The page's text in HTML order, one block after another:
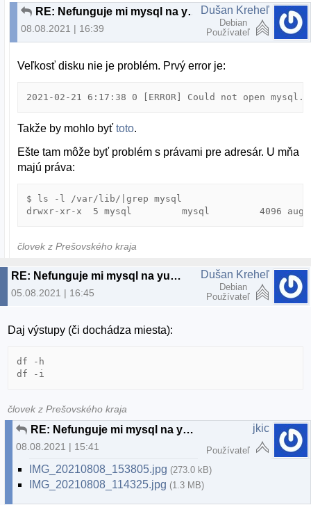
RE: Nefunguje mi mysql na yunohost
08.08.2021 | 16:39
Dušan Kreheľ
Debian
Používateľ
Veľkosť disku nie je problém. Prvý error je:
2021-02-21 6:17:38 0 [ERROR] Could not open
Takže by mohlo byťtoto.
Ešte tam môže byť problém s právami pre adresár. U mňa
majú práva:
$ ls -l /var/lib/|grep mysql
drwxr-xr-x  5 mysql         mysql         4096 aug
človek z Prešovského kraja
RE: Nefunguje mi mysql na yunohost
05.08.2021 | 16:45
Dušan Kreheľ
Debian
Používateľ
Daj výstupy (či dochádza miesta):
df -h
df -i
človek z Prešovského kraja
RE: Nefunguje mi mysql na yunohost
08.08.2021 | 15:41
jkic
Používateľ
IMG_20210808_153805.jpg (273.0 kB)
IMG_20210808_114325.jpg (1.3 MB)